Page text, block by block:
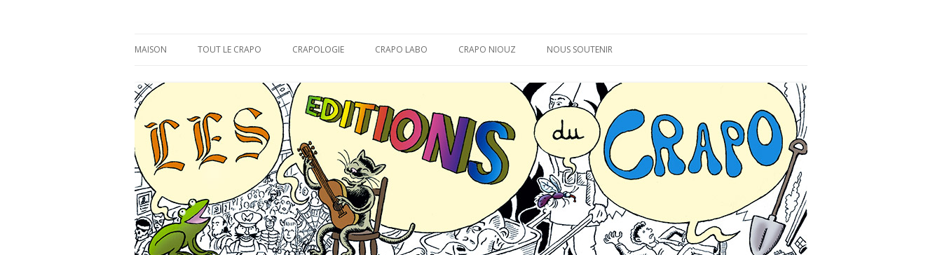
au
MAISON TOUT LE CRAPO CRAPOLOGIE CRAPO LABO
LA THÉORIE DU CRAPO
BON DÉBARRAS !
CRAPO NIOUZ NOUS SOUTENIR